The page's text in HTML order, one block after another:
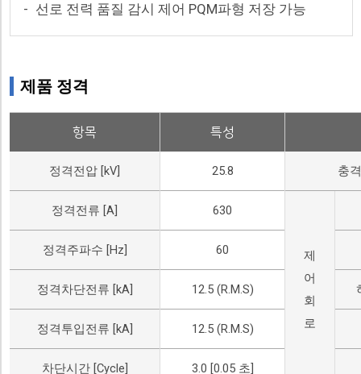
- 선로 전력 품질 감시 제어 PQM파형 저장 가능
제품 정격
항목 특성
정격전압 [kV] 25.8 충
정격전류 [A] 630
제
어
회
로
정격주파수 [Hz] 60
정격차단전류 [kA] 12.5 (R.M.S)
정격투입전류 [kA] 12.5 (R.M.S)
차단시간 [Cycle] 3.0 [0.05 초]